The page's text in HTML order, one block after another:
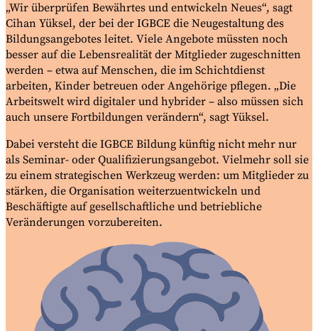
„Wir überprüfen Bewährtes und entwickeln Neues“, sagt
Cihan Yüksel, der bei der IGBCE die Neugestaltung des
Bildungsangebotes leitet. Viele Angebote müssten noch
besser auf die Lebensrealität der Mitglieder zugeschnitten
werden – etwa auf Menschen, die im Schichtdienst
arbeiten, Kinder betreuen oder Angehörige pflegen. „Die
Arbeitswelt wird digitaler und hybrider – also müssen sich
auch unsere Fortbildungen verändern“, sagt Yüksel.
Dabei versteht die IGBCE Bildung künftig nicht mehr nur
als Seminar- oder Qualifizierungsangebot. Vielmehr soll sie
zu einem strategischen Werkzeug werden: um Mitglieder zu
stärken, die Organisation weiterzuentwickeln und
Beschäftigte auf gesellschaftliche und betriebliche
Veränderungen vorzubereiten.